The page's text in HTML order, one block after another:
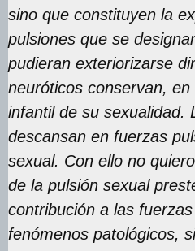
sino que constituyen la
pulsiones que se
pudieran exteriorizarse
neuróticos conservan,
infantil de su sexualidad.
descansan en fuerzas
sexual. Con ello no
de la pulsión sexual
contribución a las
fenómenos patológicos,